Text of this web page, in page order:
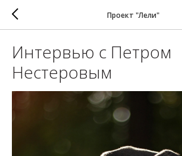
Проект "Лели"
Интервью с Петром
Нестеровым